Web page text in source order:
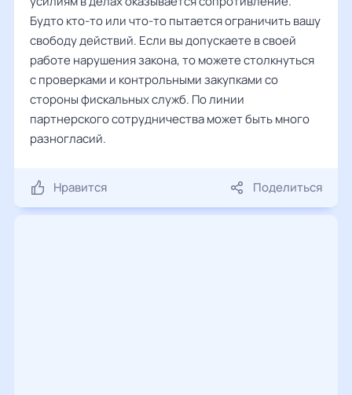
Будто кто-то или что-то пытается ограничить вашу
свободу действий. Если вы допускаете в своей
работе нарушения закона, то можете столкнуться
с проверками и контрольными закупками со
стороны фискальных служб. По линии
партнерского сотрудничества может быть много
разногласий.
Нравится Поделиться